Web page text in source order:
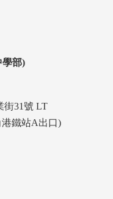
學部)
街31號 LT
港鐵站A出口)